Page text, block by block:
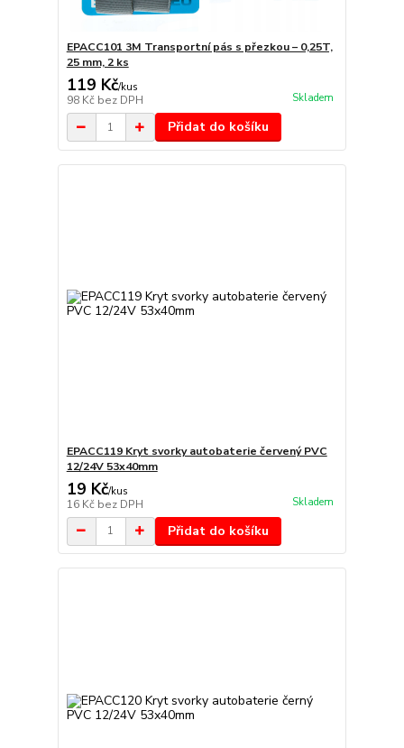
EPACC101 3M Transportní pás s přezkou – 0,25T,
25 mm, 2 ks
119 Kč/kus
98 Kč bez DPH Skladem
Přidat do košíku
EPACC119 Kryt svorky autobaterie červený PVC
12/24V 53x40mm
19 Kč/kus
16 Kč bez DPH Skladem
Přidat do košíku